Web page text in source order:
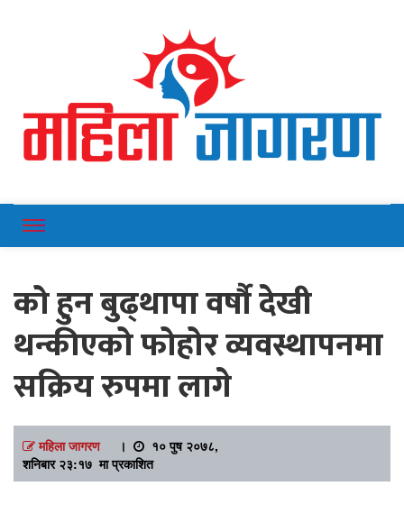
Mahilajagaran
को हुन बुढ्थापा वर्षौ देखी
थन्कीएको फोहोर व्यवस्थापनमा
सक्रिय रुपमा लागे
महिला जागरण।
१० पुष २०७८,
शनिबार २३:१७ मा प्रकाशित